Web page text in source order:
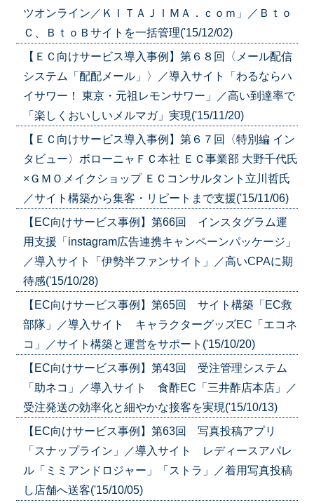
ツオンライン／ＫＩＴＡＪＩＭＡ．ｃｏｍ」／Ｂｔｏ
Ｃ、ＢｔｏＢサイトを一括管理('15/12/02)
【ＥＣ向けサービス導入事例】第６８回〈メール配信
システム「配配メール」〉／導入サイト「わるならハ
イサワー！ 東京・元祖レモンサワー」／高い到達率で
「楽しくおいしいメルマガ」実現('15/11/20)
【ＥＣ向けサービス導入事例】第６７回〈特別編 イン
タビュー〉ボローニャＦＣ本社 ＥＣ事業部 大野千代氏
×ＧＭＯメイクショップ ＥＣコンサルタント立川哲氏
／サイト構築から集客・リピートまで支援('15/11/06)
【EC向けサービス事例】第66回 インスタグラム運
用支援「instagram広告連携キャンペーンパッケージ」
／導入サイト「伊勢半ファンサイト」／高いCPAに期
待感('15/10/28)
【EC向けサービス事例】第65回 サイト構築「EC救
部隊」／導入サイト キャラクターグッズEC「エコネ
コ」／サイト構築と運営をサポート('15/10/20)
【EC向けサービス事例】第43回 受注管理システム
「助ネコ」／導入サイト 食酢EC「三井酢店本店」／
受注発送の効率化と細やかな接客を実現('15/10/13)
【EC向けサービス事例】第63回 写真投稿アプリ
「スナップライン」／導入サイト レディースアパレ
ル「ミミアンドロジャー」「ストラ」／着用写真投稿
し店舗へ送客('15/10/05)